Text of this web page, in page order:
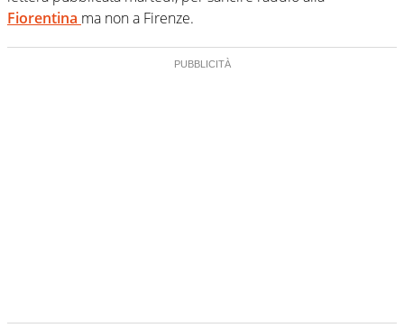
Fiorentina ma non a Firenze.